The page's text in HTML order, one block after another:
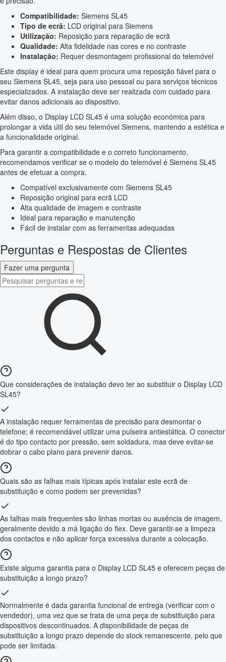
Compatibilidade: Siemens SL45
Tipo de ecrã: LCD original para Siemens
Utilização: Reposição para reparação de ecrã
Qualidade: Alta fidelidade nas cores e no contraste
Instalação: Requer desmontagem profissional do telemóvel
Este display é ideal para quem procura uma reposição fiável para o
seu Siemens SL45, seja para uso pessoal ou para serviços técnicos
especializados. A instalação deve ser realizada com cuidado para
evitar danos adicionais ao dispositivo.
Além disso, o Display LCD SL45 é uma solução económica para
prolongar a vida útil do seu telemóvel Siemens, mantendo a estética e
a funcionalidade original.
Para garantir a compatibilidade e o correto funcionamento,
recomendamos verificar se o modelo do telemóvel é Siemens SL45
antes de efetuar a compra.
Compatível exclusivamente com Siemens SL45
Reposição original para ecrã LCD
Alta qualidade de imagem e contraste
Ideal para reparação e manutenção
Fácil de instalar com as ferramentas adequadas
Perguntas e Respostas de Clientes
Fazer uma pergunta
Que considerações de instalação devo ter ao substituir o Display LCD
SL45?
A instalação requer ferramentas de precisão para desmontar o
telefone; é recomendável utilizar uma pulseira antiestática. O conector
é do tipo contacto por pressão, sem soldadura, mas deve evitar-se
dobrar o cabo plano para prevenir danos.
Quais são as falhas mais típicas após instalar este ecrã de
substituição e como podem ser prevenidas?
As falhas mais frequentes são linhas mortas ou ausência de imagem,
geralmente devido a má ligação do flex. Deve garantir-se a limpeza
dos contactos e não aplicar força excessiva durante a colocação.
Existe alguma garantia para o Display LCD SL45 e oferecem peças de
substituição a longo prazo?
Normalmente é dada garantia funcional de entrega (verificar com o
vendedor), uma vez que se trata de uma peça de substituição para
dispositivos descontinuados. A disponibilidade de peças de
substituição a longo prazo depende do stock remanescente, pelo que
pode ser limitada.